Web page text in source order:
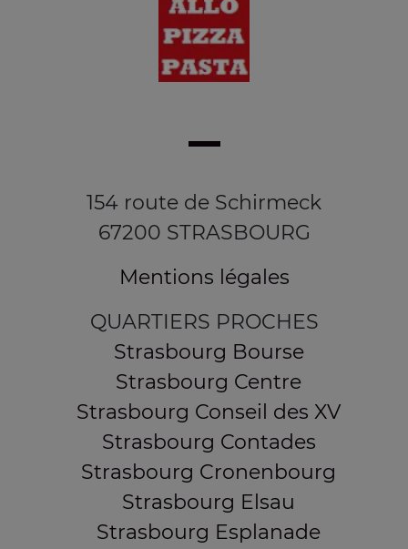
154 route de Schirmeck
67200 STRASBOURG
Mentions légales
QUARTIERS PROCHES
Strasbourg Bourse
Strasbourg Centre
Strasbourg Conseil des XV
Strasbourg Contades
Strasbourg Cronenbourg
Strasbourg Elsau
Strasbourg Esplanade